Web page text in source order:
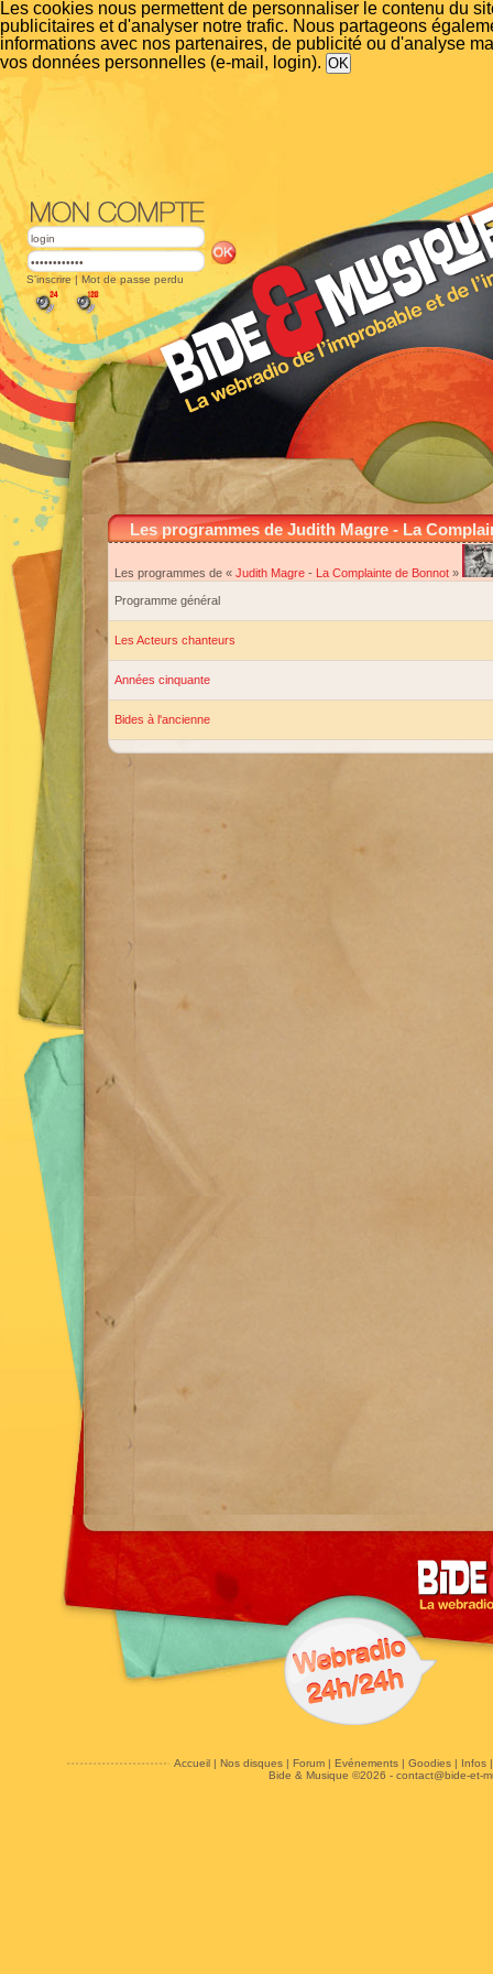
Les cookies nous permettent de personnaliser le contenu du
publicitaires et d'analyser notre trafic. Nous partageons
informations avec nos partenaires, de publicité ou d'analyse
vos données personnelles (e-mail, login).
S'inscrire | Mot de passe perdu
Les programmes de Judith Magre - La
Les programmes de « Judith Magre - La Complainte de Bonnot »
Programme général
Les Acteurs chanteurs
Années cinquante
Bides à l'ancienne
Accueil| Nos disques| Forum| Evénements| Goodies| Infos
Bide & Musique ©2026 - contact@bide-et-